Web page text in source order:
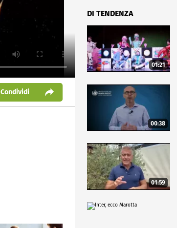
Condividi
DI TENDENZA
01:21
00:38
01:59